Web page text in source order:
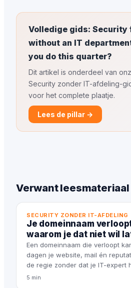
Volledige gids: Security
without an IT
you do this quarter?
Dit artikel is onderdeel van
Security zonder IT-afdeling-
voor het complete plaatje.
Lees de pillar →
Verwant leesmateriaal
SECURITY ZONDER IT-AFDELING
Je domeinnaam
waarom je dat niet wil
Een domeinnaam die verloopt
dagen je website, mail én
de regie zonder dat je IT-expert
5 min